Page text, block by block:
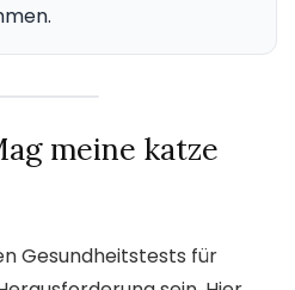
meine katze
Gesundheitstests für